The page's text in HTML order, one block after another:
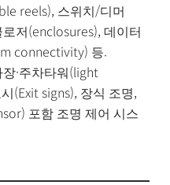
reels), 스위치/디머
저(enclosures), 데이터
connectivity) 등.
·주차타워(light
(Exit signs), 장식 조명,
포함 조명 제어 시스